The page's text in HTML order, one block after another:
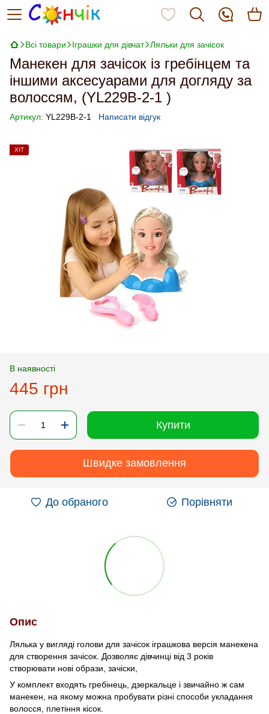
Всі товари Іграшки для дівчат Ляльки для зачісок
Манекен для зачісок із гребінцем та
іншими аксесуарами для догляду за
волоссям, (YL229B-2-1 )
Артикул: YL229B-2-1 Написати відгук
ХІТ
В наявності
445 грн
Купити
Швидке замовлення
До обраного Порівняти
Опис
Лялька у вигляді голови для зачісок іграшкова версія манекена
для створення зачісок. Дозволяє дівчинці від 3 років
створювати нові образи, зачіски,
У комплект входять гребінець, дзеркальце і звичайно ж сам
манекен, на якому можна пробувати різні способи укладання
волосся, плетіння кісок.